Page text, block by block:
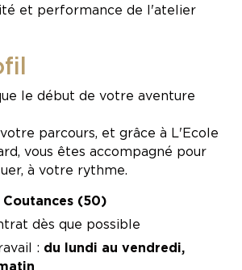
et performance de l'atelier
le début de votre aventure
parcours, et grâce à L'Ecole
vous êtes accompagné pour
à votre rythme.
Coutances (50)
dès que possible
: du lundi au vendredi,